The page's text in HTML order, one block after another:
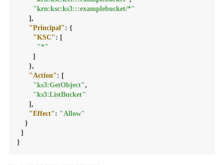
"krn:ksc:ks3:::examplebucket/*"
],
"Principal": {
"KSC": [
"*"
]
},
"Action": [
"ks3:GetObject",
"ks3:ListBucket"
],
"Effect": "Allow"
}
]
}